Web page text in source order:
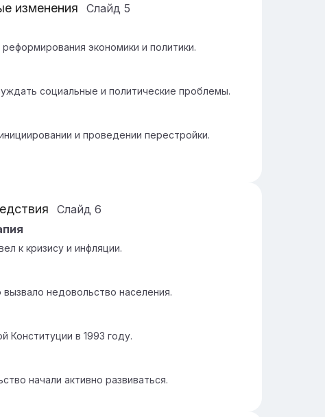
изменения Слайд 5
экономики и политики.
социальные и политические проблемы.
и проведении перестройки.
Слайд 6
к кризису и инфляции.
недовольство населения.
Конституции в 1993 году.
начали активно развиваться.